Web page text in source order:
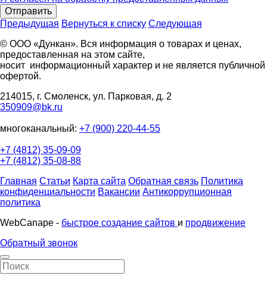
Отправить
Предыдущая Вернуться к списку Следующая
© ООО «Дункан». Вся информация о товарах и ценах,
предоставленная на этом сайте,
носит информационный характер и не является публичной
офертой.
214015, г. Смоленск, ул. Парковая, д. 2
350909@bk.ru
многоканальный: +7 (900) 220-44-55
+7 (4812) 35-09-09
+7 (4812) 35-08-88
Главная Статьи Карта сайта Обратная связь Политика
конфиденциальности Вакансии Антикоррупционная
политика
WebCanape - быстрое создание сайтов и продвижение
Обратный звонок